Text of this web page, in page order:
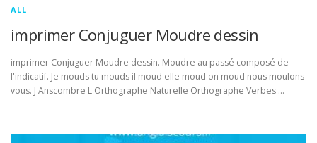
ALL
imprimer Conjuguer Moudre dessin
imprimer Conjuguer Moudre dessin. Moudre au passé composé de
l'indicatif. Je mouds tu mouds il moud elle moud on moud nous moulons
vous. J Anscombre L Orthographe Naturelle Orthographe Verbes …